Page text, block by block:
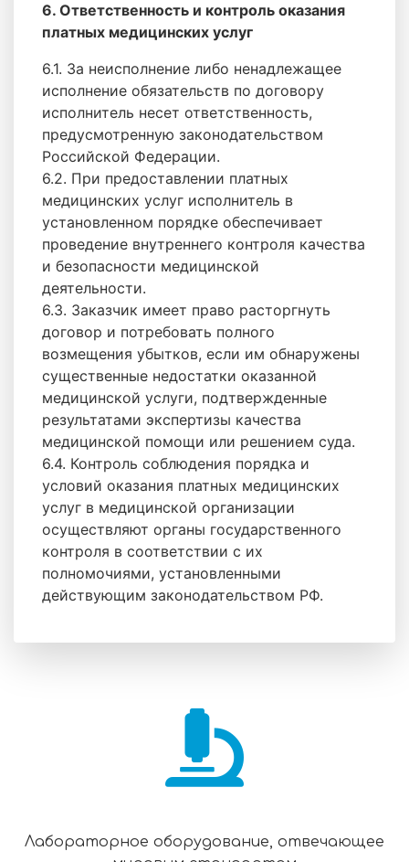
6. Ответственность и контроль оказания
платных медицинских услуг
6.1. За неисполнение либо ненадлежащее
исполнение обязательств по договору
исполнитель несет ответственность,
предусмотренную законодательством
Российской Федерации.
6.2. При предоставлении платных
медицинских услуг исполнитель в
установленном порядке обеспечивает
проведение внутреннего контроля качества
и безопасности медицинской
деятельности.
6.3. Заказчик имеет право расторгнуть
договор и потребовать полного
возмещения убытков, если им обнаружены
существенные недостатки оказанной
медицинской услуги, подтвержденные
результатами экспертизы качества
медицинской помощи или решением суда.
6.4. Контроль соблюдения порядка и
условий оказания платных медицинских
услуг в медицинской организации
осуществляют органы государственного
контроля в соответствии с их
полномочиями, установленными
действующим законодательством РФ.
Лабораторное оборудование, отвечающее